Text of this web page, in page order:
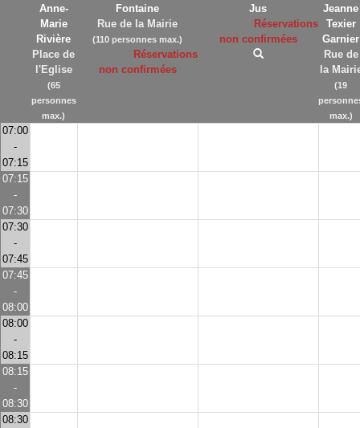
Anne-
Marie
Rivière
Place de
l'Eglise
(65
personnes
max.)
Fontaine
Rue de la Mairie
(110 personnes max.)
Réservations
non confirmées
Jus
Réservations
non confirmées
Jeanne
Texier
Garnier
Rue de
la
(19
max.)
07:00
-
07:15
07:15
-
07:30
07:30
-
07:45
07:45
-
08:00
08:00
-
08:15
08:15
-
08:30
08:30